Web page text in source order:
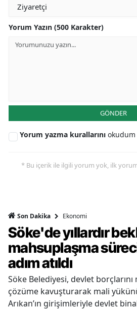
Yorum Yazın (500 Karakter)
GÖNDER
Yorum yazma kurallarını
* Bu içerik ile ilgili yorum yok, ilk
Son Dakika Ekonomi
Söke'de yıllardır
mahsuplaşma
adım atıldı
Söke Belediyesi, devlet
çözüme kavuşturarak mali
Arıkan’ın girişimleriyle devlet